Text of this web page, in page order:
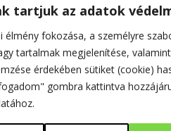
tartjuk az adatok
élmény fokozása, a személyre
tartalmak megjelenítése,
érdekében sütiket (cookie)
gombra kattintva